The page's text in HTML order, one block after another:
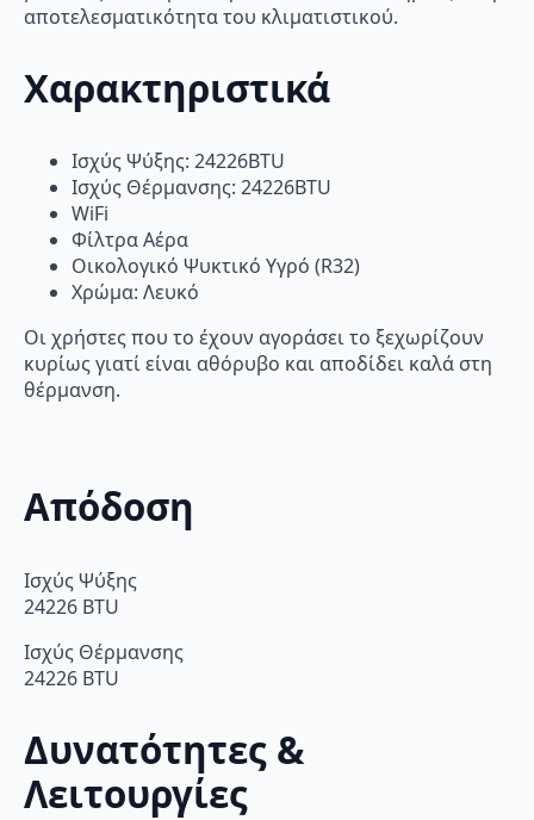
αποτελεσματικότητα του κλιματιστικού.
Χαρακτηριστικά
Ισχύς Ψύξης: 24226BTU
Ισχύς Θέρμανσης: 24226BTU
WiFi
Φίλτρα Αέρα
Οικολογικό Ψυκτικό Υγρό (R32)
Χρώμα: Λευκό
Οι χρήστες που το έχουν αγοράσει το ξεχωρίζουν
κυρίως γιατί είναι αθόρυβο και αποδίδει καλά στη
θέρμανση.
Απόδοση
Ισχύς Ψύξης
24226 BTU
Ισχύς Θέρμανσης
24226 BTU
Δυνατότητες &
Λειτουργίες